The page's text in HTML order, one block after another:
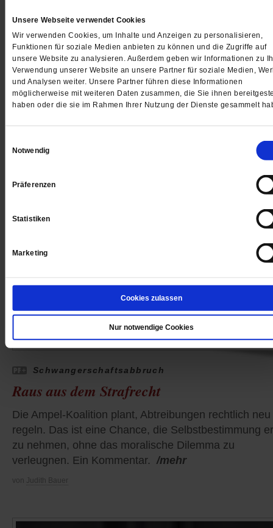
Unsere Webseite verwendet Cookies
Wir verwenden Cookies, um Inhalte und Anzeigen zu personalisieren,
Funktionen für soziale Medien anbieten zu können und die Zugriffe auf
unsere Website zu analysieren. Außerdem geben wir Informationen zu
Verwendung unserer Website an unsere Partner für soziale Medien,
und Analysen weiter. Unsere Partner führen diese Informationen
möglicherweise mit weiteren Daten zusammen, die Sie ihnen
haben oder die sie im Rahmen Ihrer Nutzung der Dienste gesammelt
Notwendig
Präferenzen
Statistiken
Marketing
Cookies zulassen
Nur notwendige Cookies
Schwangerschaftsabbruch? Das Gesetz sagt bisher:
Doch was bringt ein solches Gespräch? Erfahrungen
zwei Frauen, die ungeplant schwanger wurden. /
vonJudith Bauer
Schwangerschaftsabbruch
Raus aus dem Strafrecht
Die Ampel-Koalition plant, Abtreibungen rechtlich neu
regeln. Das ist eine Chance, die Selbstbestimmung
zu nehmen, ohne das moralische Dilemma zu
verleugnen. Ein Kommentar. /mehr
von Judith Bauer